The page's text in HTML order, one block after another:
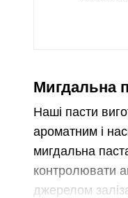
Мигдальна
Наші пасти
ароматним і
мигдальна
контролювати
джерелом